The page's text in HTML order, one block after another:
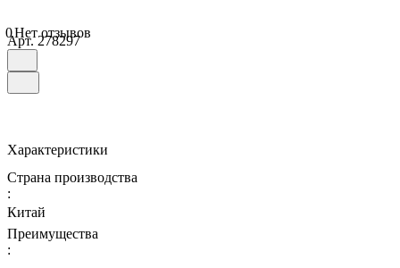
0Нет отзывов
Арт.278297
Характеристики
Страна производства
:
Китай
Преимущества
: